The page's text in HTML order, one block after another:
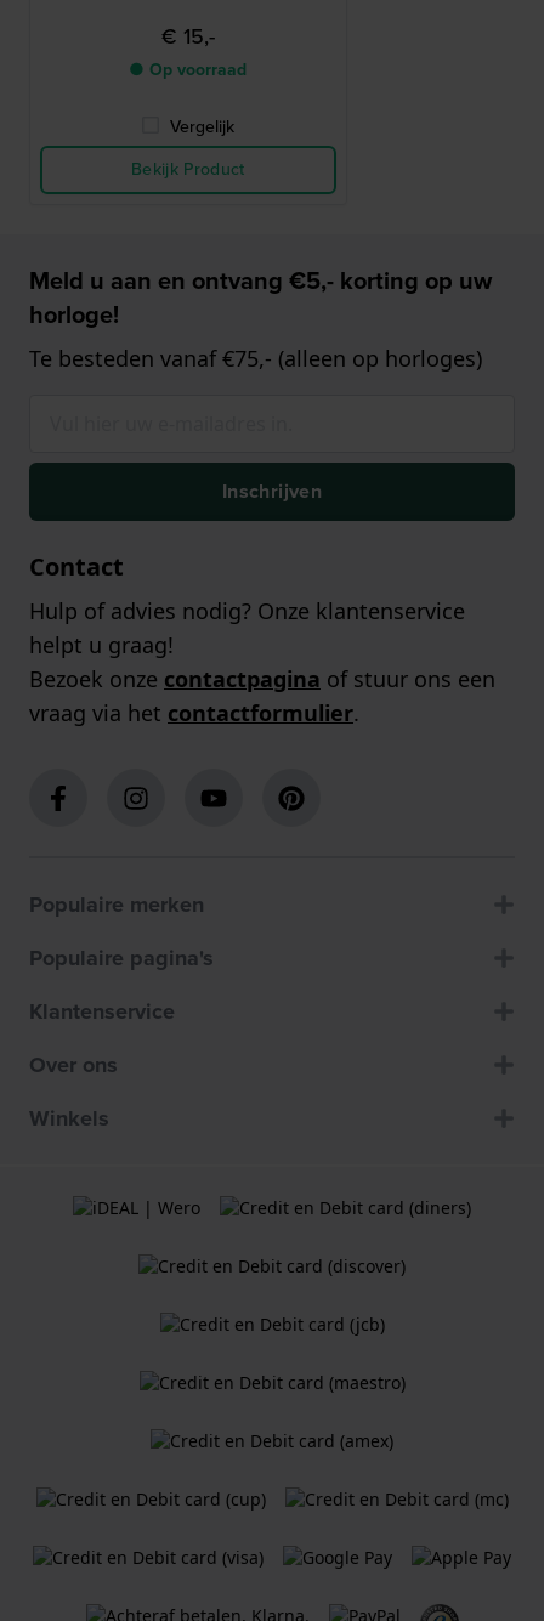
€ 15,-
● Op voorraad
Vergelijk
Bekijk Product
Meld u aan en ontvang €5,- korting op uw
horloge!
Te besteden vanaf €75,- (alleen op horloges)
Inschrijven
Contact
Hulp of advies nodig? Onze klantenservice
helpt u graag!
Bezoek onze contactpagina of stuur ons een
vraag via het contactformulier.
Populaire merken
Populaire pagina's
Klantenservice
Over ons
Winkels